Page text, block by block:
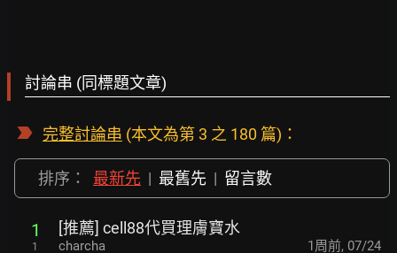
討論串 (同標題文章)
完整討論串 (本文為第 3 之 180 篇)：
排序： 最新先 | 最舊先 | 留言數
1
1
[推薦] cell88代買理膚寶水
charcha 1周前, 07/24